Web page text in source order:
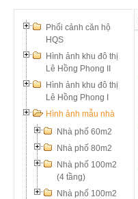
Phối cảnh căn hộ
HQS
Hình ảnh khu đô thị
Lê Hồng Phong II
Hình ảnh khu đô thị
Lê Hồng Phong I
Hình ảnh mẫu nhà
Nhà phố 60m2
Nhà phố 80m2
Nhà phố 100m2
(4 tầng)
Nhà phố 100m2